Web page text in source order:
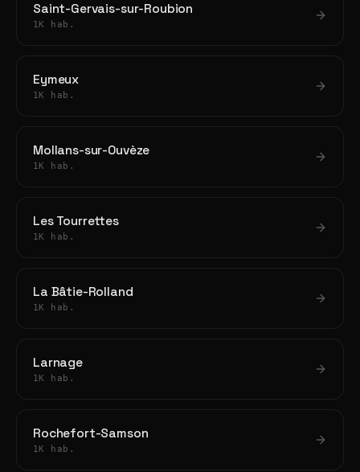
Saint-Gervais-sur-Roubion
1K hab.
Eymeux
1K hab.
Mollans-sur-Ouvèze
1K hab.
Les Tourrettes
1K hab.
La Bâtie-Rolland
1K hab.
Larnage
1K hab.
Rochefort-Samson
1K hab.